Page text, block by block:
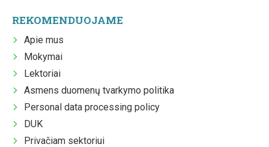
REKOMENDUOJAME
Apie mus
Mokymai
Lektoriai
Asmens duomenų tvarkymo politika
Personal data processing policy
DUK
Privačiam sektoriui